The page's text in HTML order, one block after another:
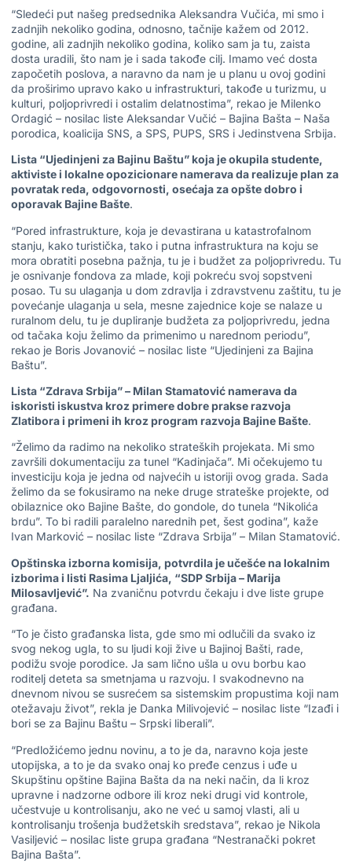
“Sledeći put našeg predsednika Aleksandra Vučića, mi smo i
zadnjih nekoliko godina, odnosno, tačnije kažem od 2012.
godine, ali zadnjih nekoliko godina, koliko sam ja tu, zaista
dosta uradili, što nam je i sada takođe cilj. Imamo već dosta
započetih poslova, a naravno da nam je u planu u ovoj godini
da proširimo upravo kako u infrastrukturi, takođe u turizmu, u
kulturi, poljoprivredi i ostalim delatnostima”, rekao je Milenko
Ordagić – nosilac liste Aleksandar Vučić – Bajina Bašta – Naša
porodica, koalicija SNS, a SPS, PUPS, SRS i Jedinstvena Srbija.
Lista “Ujedinjeni za Bajinu Baštu” koja je okupila studente,
aktiviste i lokalne opozicionare namerava da realizuje plan za
povratak reda, odgovornosti, osećaja za opšte dobro i
oporavak Bajine Bašte.
“Pored infrastrukture, koja je devastirana u katastrofalnom
stanju, kako turistička, tako i putna infrastruktura na koju se
mora obratiti posebna pažnja, tu je i budžet za poljoprivredu. Tu
je osnivanje fondova za mlade, koji pokreću svoj sopstveni
posao. Tu su ulaganja u dom zdravlja i zdravstvenu zaštitu, tu je
povećanje ulaganja u sela, mesne zajednice koje se nalaze u
ruralnom delu, tu je dupliranje budžeta za poljoprivredu, jedna
od tačaka koju želimo da primenimo u narednom periodu”,
rekao je Boris Jovanović – nosilac liste “Ujedinjeni za Bajina
Baštu”.
Lista “Zdrava Srbija” – Milan Stamatović namerava da
iskoristi iskustva kroz primere dobre prakse razvoja
Zlatibora i primeni ih kroz program razvoja Bajine Bašte.
“Želimo da radimo na nekoliko strateških projekata. Mi smo
završili dokumentaciju za tunel “Kadinjača”. Mi očekujemo tu
investiciju koja je jedna od najvećih u istoriji ovog grada. Sada
želimo da se fokusiramo na neke druge strateške projekte, od
obilaznice oko Bajine Bašte, do gondole, do tunela “Nikolića
brdu”. To bi radili paralelno narednih pet, šest godina”, kaže
Ivan Marković – nosilac liste “Zdrava Srbija” – Milan Stamatović.
Opštinska izborna komisija, potvrdila je učešće na lokalnim
izborima i listi Rasima Ljaljića, “SDP Srbija – Marija
Milosavljević”. Na zvaničnu potvrdu čekaju i dve liste grupe
građana.
“To je čisto građanska lista, gde smo mi odlučili da svako iz
svog nekog ugla, to su ljudi koji žive u Bajinoj Bašti, rade,
podižu svoje porodice. Ja sam lično ušla u ovu borbu kao
roditelj deteta sa smetnjama u razvoju. I svakodnevno na
dnevnom nivou se susrećem sa sistemskim propustima koji nam
otežavaju život”, rekla je Danka Milivojević – nosilac liste “Izađi i
bori se za Bajinu Baštu – Srpski liberali”.
“Predložićemo jednu novinu, a to je da, naravno koja jeste
utopijska, a to je da svako onaj ko pređe cenzus i uđe u
Skupštinu opštine Bajina Bašta da na neki način, da li kroz
upravne i nadzorne odbore ili kroz neki drugi vid kontrole,
učestvuje u kontrolisanju, ako ne već u samoj vlasti, ali u
kontrolisanju trošenja budžetskih sredstava”, rekao je Nikola
Vasiljević – nosilac liste grupa građana “Nestranački pokret
Bajina Bašta”.